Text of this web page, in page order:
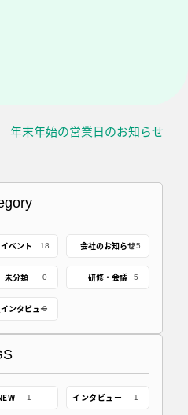
年末年始の営業日のお知らせ
イベント 18 会社のお知らせ25
未分類 0 研修・会議 5
ンタビュー
0
1 インタビュー 1